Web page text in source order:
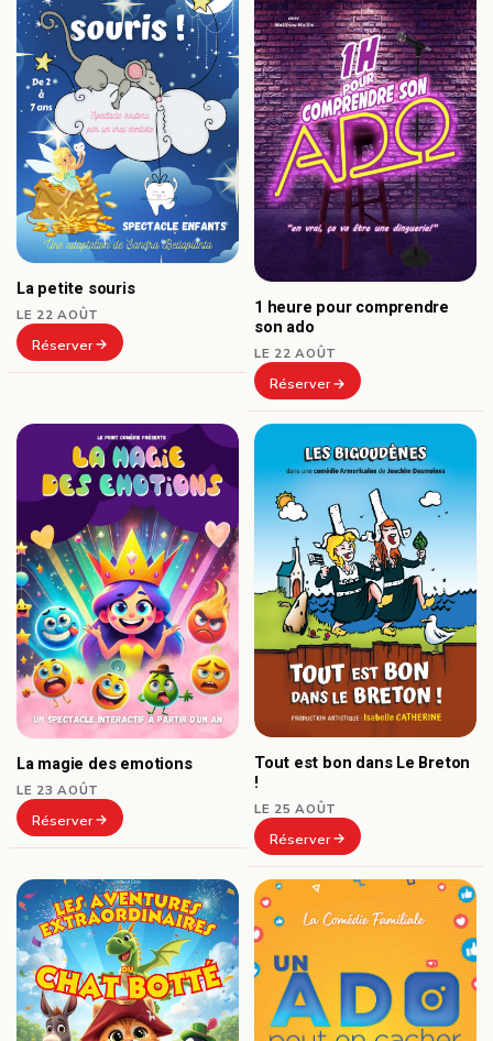
La petite souris
LE 22 AOÛT
Réserver
1 heure pour comprendre
son ado
LE 22 AOÛT
Réserver
La magie des emotions
LE 23 AOÛT
Réserver
Tout est bon dans Le Breton
!
LE 25 AOÛT
Réserver